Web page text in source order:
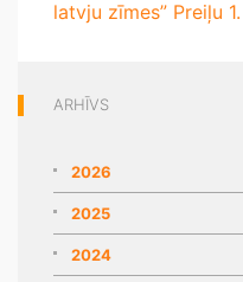
latvju zīmes” Preiļu
ARHĪVS
2026
2025
2024